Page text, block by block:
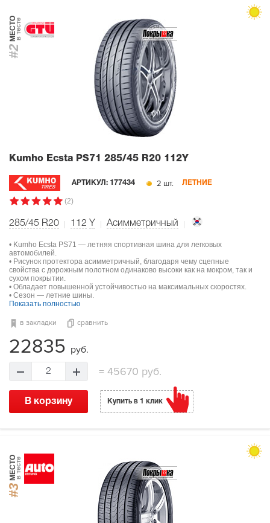
#2
МЕСТОв тесте
Kumho Ecsta PS71 285/45 R20 112Y
АРТИКУЛ: 177434 2 шт. ЛЕТНИЕ
(2)
285/45 R20 112 Y Асимметричный
• Kumho Ecsta PS71 — летняя спортивная шина для легковых
автомобилей.
• Рисунок протектора асимметричный, благодаря чему сцепные
свойства с дорожным полотном одинаково высоки как на мокром, так и
сухом покрытии.
• Обладает повышенной устойчивостью на максимальных скоростях.
• Сезон — летние шины.
Показать полностью
в закладки сравнить
22835 руб.
2 =45670 руб.
В корзину Купить в 1 клик
#3
МЕСТОв тесте